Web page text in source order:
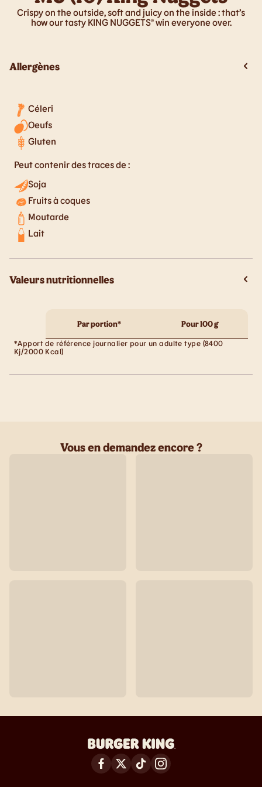
Crispy on the outside, soft and juicy on the inside : that’s
how our tasty KING NUGGETS® win everyone over.
Allergènes
Céleri
Oeufs
Gluten
Peut contenir des traces de :
Soja
Fruits à coques
Moutarde
Lait
Valeurs nutritionnelles
Par portion* Pour 100 g
*Apport de référence journalier pour un adulte type (8400
Kj/2000 Kcal)
Vous en demandez encore ?